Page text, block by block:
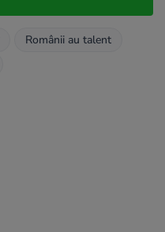
Românii au talent